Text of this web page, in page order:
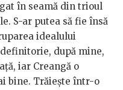
în seamă din trioul
S-ar putea să fie însă
idealului
după mine,
iar Creangă o
bine. Trăiește într-o